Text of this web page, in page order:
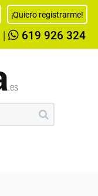
¡Quiero registrarme!
619 926 324